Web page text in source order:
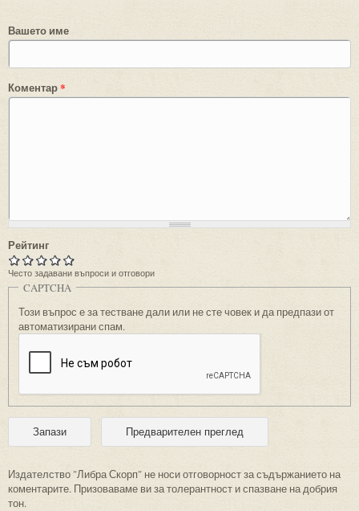
Вашето име
Коментар*
Рейтинг
Често задавани въпроси и отговори
CAPTCHA
Този въпрос е за тестване дали или не сте човек и да предпази от
автоматизирани спам.
Издателство "Либра Скорп" не носи отговорност за съдържанието на
коментарите. Призоваваме ви за толерантност и спазване на добрия
тон.